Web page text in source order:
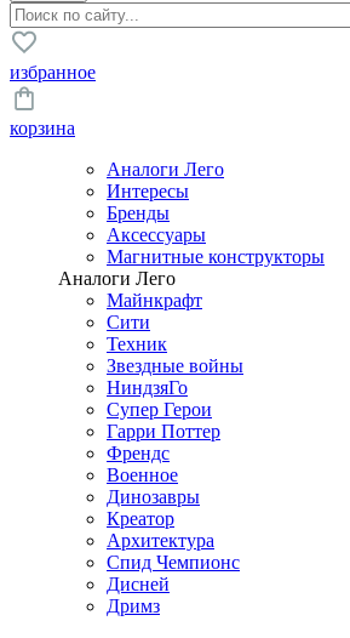
избранное
корзина
Аналоги Лего
Интересы
Бренды
Аксессуары
Магнитные конструкторы
Аналоги Лего
Майнкрафт
Сити
Техник
Звездные войны
НиндзяГо
Супер Герои
Гарри Поттер
Френдс
Военное
Динозавры
Креатор
Архитектура
Спид Чемпионс
Дисней
Дримз